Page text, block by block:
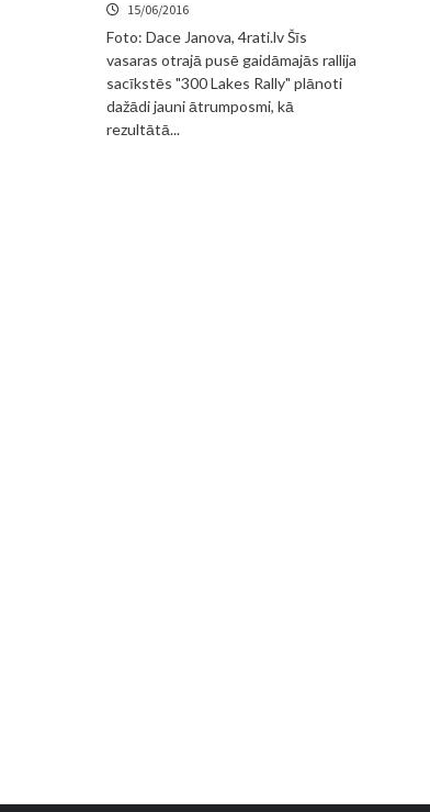
15/06/2016
Foto: Dace Janova, 4rati.lv Šīs
vasaras otrajā pusē gaidāmajās rallija
sacīkstēs "300 Lakes Rally" plānoti
dažādi jauni ātrumposmi, kā
rezultātā...